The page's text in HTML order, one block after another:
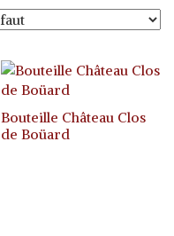
Bouteille Château Clos
de Boüard